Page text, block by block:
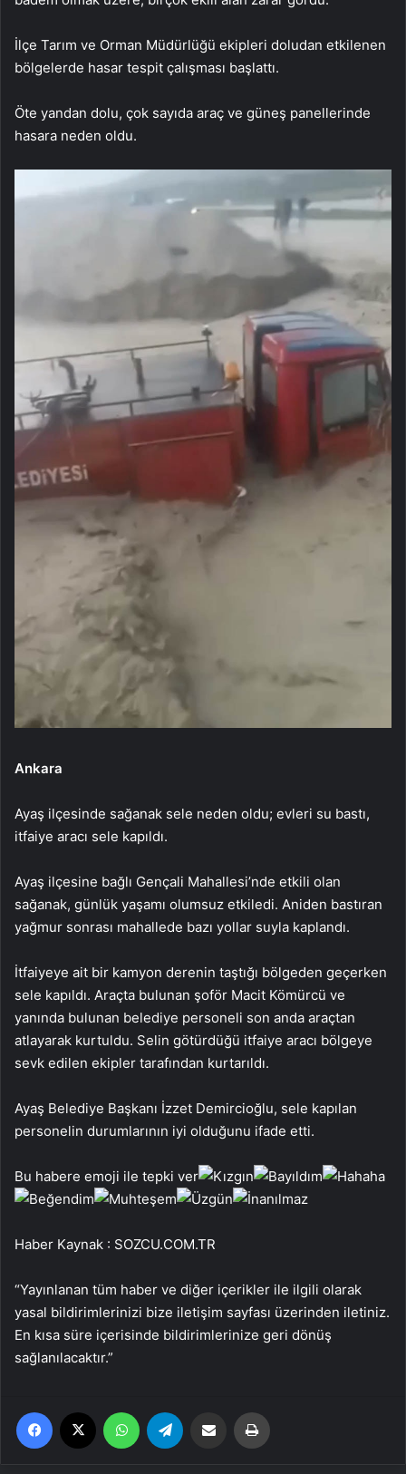
İlçe Tarım ve Orman Müdürlüğü ekipleri doludan etkilenen
bölgelerde hasar tespit çalışması başlattı.
Öte yandan dolu, çok sayıda araç ve güneş panellerinde
hasara neden oldu.
Ankara
Ayaş ilçesinde sağanak sele neden oldu; evleri su bastı,
itfaiye aracı sele kapıldı.
Ayaş ilçesine bağlı Gençali Mahallesi’nde etkili olan
sağanak, günlük yaşamı olumsuz etkiledi. Aniden bastıran
yağmur sonrası mahallede bazı yollar suyla kaplandı.
İtfaiyeye ait bir kamyon derenin taştığı bölgeden geçerken
sele kapıldı. Araçta bulunan şoför Macit Kömürcü ve
yanında bulunan belediye personeli son anda araçtan
atlayarak kurtuldu. Selin götürdüğü itfaiye aracı bölgeye
sevk edilen ekipler tarafından kurtarıldı.
Ayaş Belediye Başkanı İzzet Demircioğlu, sele kapılan
personelin durumlarının iyi olduğunu ifade etti.
Bu habere emoji ile tepki ver
Haber Kaynak : SOZCU.COM.TR
“Yayınlanan tüm haber ve diğer içerikler ile ilgili olarak
yasal bildirimlerinizi bize iletişim sayfası üzerinden iletiniz.
En kısa süre içerisinde bildirimlerinize geri dönüş
sağlanılacaktır.”
Facebook WhatsApp Email'den paylaş